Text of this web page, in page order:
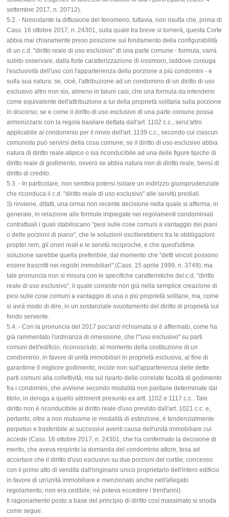
settembre 2017, n. 20712).
5.2. - Nonostante la diffusione del fenomeno, tuttavia, non risulta che, prima di
Cass. 16 ottobre 2017, n. 24301, sulla quale tra breve si tornerà, questa Corte
abbia mai chiaramente preso posizione sul fondamento della configurabilità
di un c.d. "diritto reale di uso esclusivo" di una parte comune - formula, varrà
subito osservare, dalla forte caratterizzazione di ossimoro, laddove coniuga
l'esclusività dell'uso con l'appartenenza della porzione a più condomini - e
sulla sua natura: se, cioè, l'attribuzione ad un condomino di un diritto di uso
esclusivo altro non sia, almeno in taluni casi, che una formula da intendersi
come equivalente dell'attribuzione a lui della proprietà solitaria sulla porzione
in discorso; se e come il diritto di uso esclusivo di una parte comune possa
armonizzarsi con la regola basilare dettata dall'art. 1102 c.c., senz'altro
applicabile al condominio per il rinvio dell'art. 1139 c.c., secondo cui ciascun
comunista può servirsi della cosa comune; se il diritto di uso esclusivo abbia
natura di diritto reale atipico o sia riconducibile ad una delle figure tipiche di
diritto reale di godimento, ovvero se abbia natura non di diritto reale, bensì di
diritto di credito.
5.3. - In particolare, non sembra potersi isolare un indirizzo giurisprudenziale
che riconduca il c.d. "diritto reale di uso esclusivo" alle servitù prediali.
Si rinviene, difatti, una ormai non recente decisione nella quale si afferma, in
generale, in relazione alle formule impiegate nei regolamenti condominiali
contrattuali i quali stabiliscano "pesi sulle cose comuni a vantaggio dei piani
o delle porzioni di piano", che le soluzioni oscillerebbero tra le obbligazioni
propter rem, gli oneri reali e le servitù reciproche, e che quest'ultima
soluzione sarebbe quella preferibile, dal momento che "detti vincoli possono
essere trascritti nei registri immobiliari" (Cass. 15 aprile 1999, n. 3749): ma
tale pronuncia non si misura con le specifiche caratteristiche del c.d. "diritto
reale di uso esclusivo", il quale consiste non già nella semplice creazione di
pesi sulle cose comuni a vantaggio di una o più proprietà solitarie, ma, come
si avrà modo di dire, in un sostanziale svuotamento del diritto di proprietà sul
fondo servente.
5.4. - Con la pronuncia del 2017 poc'anzi richiamata si è affermato, come ha
già rammentato l'ordinanza di rimessione, che l'"uso esclusivo" su parti
comuni dell'edificio, riconosciuto, al momento della costituzione di un
condominio, in favore di unità immobiliari in proprietà esclusiva, al fine di
garantirne il migliore godimento, incide non sull'appartenenza delle dette
parti comuni alla collettività, ma sul riparto delle correlate facoltà di godimento
fra i condomini, che avviene secondo modalità non paritarie determinate dal
titolo, in deroga a quello altrimenti presunto ex artt. 1102 e 1117 c.c.. Tale
diritto non è riconducibile al diritto reale d'uso previsto dall'art. 1021 c.c. e,
pertanto, oltre a non mutuarne le modalità di estinzione, è tendenzialmente
perpetuo e trasferibile ai successivi aventi causa dell'unità immobiliare cui
accede (Cass. 16 ottobre 2017, n. 24301, che ha confermato la decisione di
merito, che aveva respinto la domanda del condominio attore, tesa ad
accertare che il diritto d'uso esclusivo su due porzioni del cortile, concesso
con il primo atto di vendita dall'originario unico proprietario dell'intero edificio
in favore di un'unità immobiliare e menzionato anche nell'allegato
regolamento, non era cedibile, nè poteva eccedere i trent'anni).
Il ragionamento posto a base del principio di diritto così massimato si snoda
come segue: